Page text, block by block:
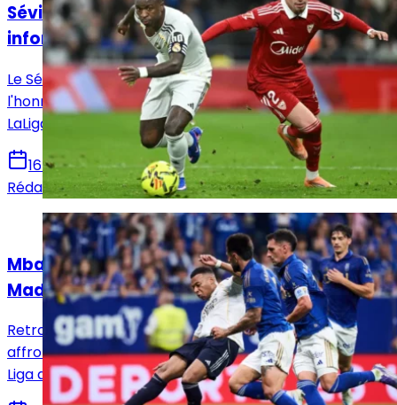
Séville - Real Madrid : Horaire, chaînes et
informations sur le match !
Le Séville FC reçoit ce dimanche le Real Madrid en
l'honneur de la 37e et avant-dernière journée de
LaLiga. Voici toutes les infos pour suivre la rencontre.
16 mai 2026
Rédaction Le Journal du Real
Actualités
Mbappé sur le banc : le XI titulaire du Real
Madrid face au Real Oviedo !
Retrouvez la composition officielle du Real Madrid pour
affronter le Real Oviedo en vue de la 36e journée de
Liga avec notamment le retour de Mbappé.